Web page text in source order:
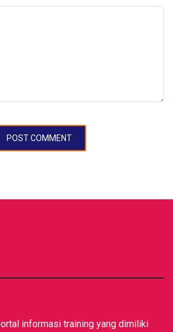
informasi training yang dimiliki